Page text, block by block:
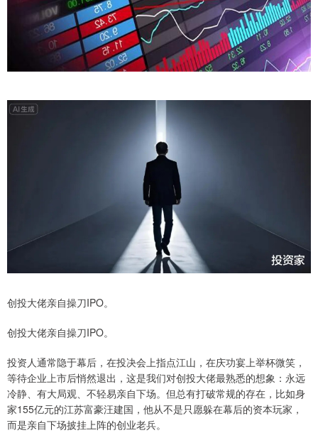
创投大佬亲自操刀IPO。
创投大佬亲自操刀IPO。
投资人通常隐于幕后，在投决会上指点江山，在庆功宴上举杯微笑，
等待企业上市后悄然退出，这是我们对创投大佬最熟悉的想象：永远
冷静、有大局观、不轻易亲自下场。但总有打破常规的存在，比如身
家155亿元的江苏富豪汪建国，他从不是只愿躲在幕后的资本玩家，
而是亲自下场披挂上阵的创业老兵。